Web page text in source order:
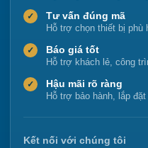
✓ Tư vấn đúng mã
Hỗ trợ chọn thiết bị phù
✓ Báo giá tốt
Hỗ trợ khách lẻ, công
✓ Hậu mãi rõ ràng
Hỗ trợ bảo hành, lắp
Kết nối với chúng tôi